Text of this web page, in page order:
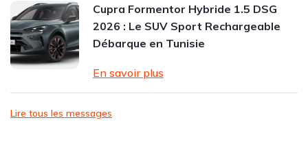
Cupra Formentor Hybride 1.5 DSG
2026 : Le SUV Sport Rechargeable
Débarque en Tunisie
En savoir plus
Lire tous les messages